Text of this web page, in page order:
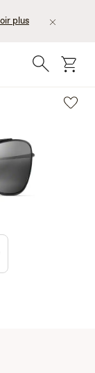
plus
Recherche